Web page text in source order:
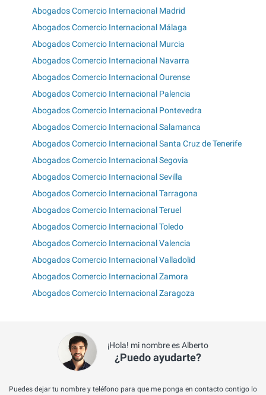
Abogados Comercio Internacional Madrid
Abogados Comercio Internacional Málaga
Abogados Comercio Internacional Murcia
Abogados Comercio Internacional Navarra
Abogados Comercio Internacional Ourense
Abogados Comercio Internacional Palencia
Abogados Comercio Internacional Pontevedra
Abogados Comercio Internacional Salamanca
Abogados Comercio Internacional Santa Cruz de Tenerife
Abogados Comercio Internacional Segovia
Abogados Comercio Internacional Sevilla
Abogados Comercio Internacional Tarragona
Abogados Comercio Internacional Teruel
Abogados Comercio Internacional Toledo
Abogados Comercio Internacional Valencia
Abogados Comercio Internacional Valladolid
Abogados Comercio Internacional Zamora
Abogados Comercio Internacional Zaragoza
¡Hola! mi nombre es Alberto
¿Puedo ayudarte?
Puedes dejar tu nombre y teléfono para que me ponga en contacto contigo lo